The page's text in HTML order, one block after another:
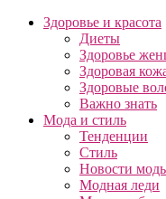
Здоровье и красота
Диеты
Здоровье
Здоровая
Здоровые
Важно знать
Мода и стиль
Тенденции
Стиль
Новости
Модная леди